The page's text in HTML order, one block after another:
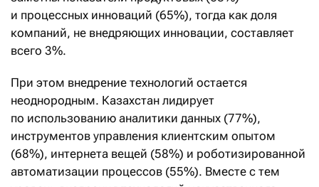
и процессных инноваций (65%), тогда как доля
компаний, не внедряющих инновации, составляет
всего 3%.
При этом внедрение технологий остается
неоднородным. Казахстан лидирует
по использованию аналитики данных (77%),
инструментов управления клиентским опытом
(68%), интернета вещей (58%) и роботизированной
автоматизации процессов (55%). Вместе с тем